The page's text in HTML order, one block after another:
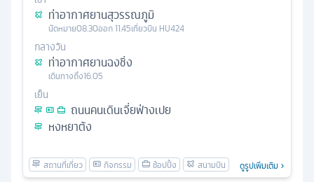
ท่าอากาศยานสุวรรณภูมิ
นัดหมาย08.30ออก11.45เที่ยวบิน HU424
กลางวัน
ท่าอากาศยานฉงชิ่ง
เดินทางถึง16.05
เย็น
ถนนคนเดินเจี่ยฟ่างเปย
หงหยาต้ง
ดูรูปเพิ่มเติม